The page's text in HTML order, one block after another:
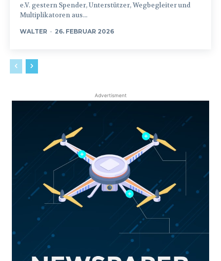
e.V. gestern Spender, Unterstützer, Wegbegleiter und
Multiplikatoren aus...
WALTER - 26. FEBRUAR 2026
Advertisment